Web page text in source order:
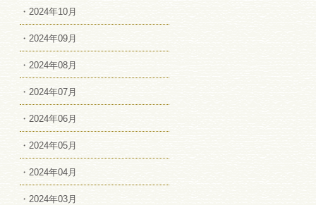
・2024年10月
・2024年09月
・2024年08月
・2024年07月
・2024年06月
・2024年05月
・2024年04月
・2024年03月